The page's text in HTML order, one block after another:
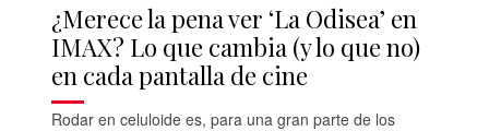
¿Merece la pena ver ‘La Odisea’ en
IMAX? Lo que cambia (y lo que no)
en cada pantalla de cine
Rodar en celuloide es, para una gran parte de los